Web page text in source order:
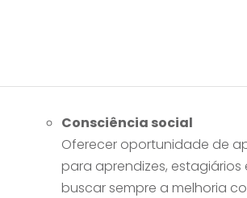
Consciência social
Oferecer oportunidade de
para aprendizes, estagiários
buscar sempre a melhoria